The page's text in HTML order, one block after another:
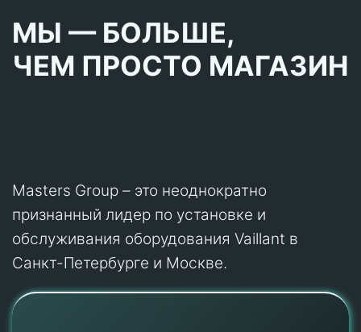
МЫ — БОЛЬШЕ,
ЧЕМ ПРОСТО МАГАЗИН
Masters Group – это неоднократно
признанный лидер по установке и
обслуживания оборудования Vaillant в
Санкт-Петербурге и Москве.